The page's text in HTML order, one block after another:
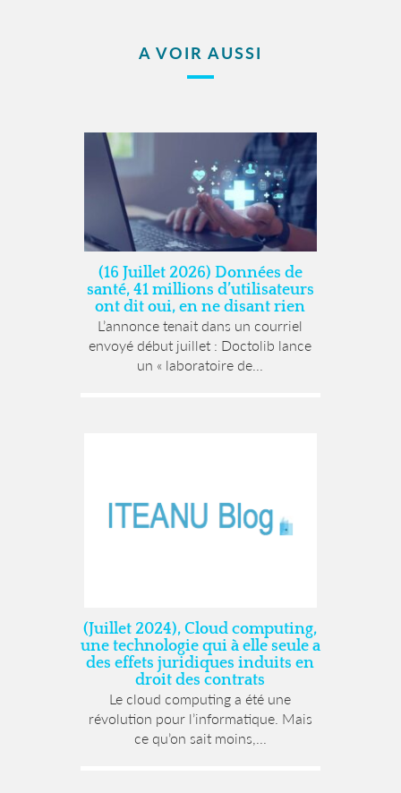
A VOIR AUSSI
(16 Juillet 2026) Données de
santé, 41 millions d’utilisateurs
ont dit oui, en ne disant rien
L’annonce tenait dans un courriel
envoyé début juillet : Doctolib lance
un « laboratoire de...
(Juillet 2024), Cloud computing,
une technologie qui à elle seule a
des effets juridiques induits en
droit des contrats
Le cloud computing a été une
révolution pour l’informatique. Mais
ce qu’on sait moins,...